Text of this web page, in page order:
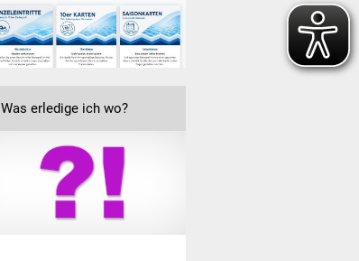
Was erledige ich wo?